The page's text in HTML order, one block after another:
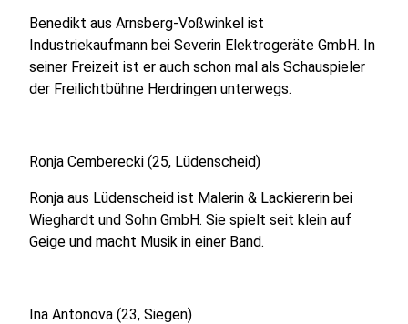
Benedikt aus Arnsberg-Voßwinkel ist
Industriekaufmann bei Severin Elektrogeräte GmbH. In
seiner Freizeit ist er auch schon mal als Schauspieler
der Freilichtbühne Herdringen unterwegs.
Ronja Cemberecki (25, Lüdenscheid)
Ronja aus Lüdenscheid ist Malerin & Lackiererin bei
Wieghardt und Sohn GmbH. Sie spielt seit klein auf
Geige und macht Musik in einer Band.
Ina Antonova (23, Siegen)